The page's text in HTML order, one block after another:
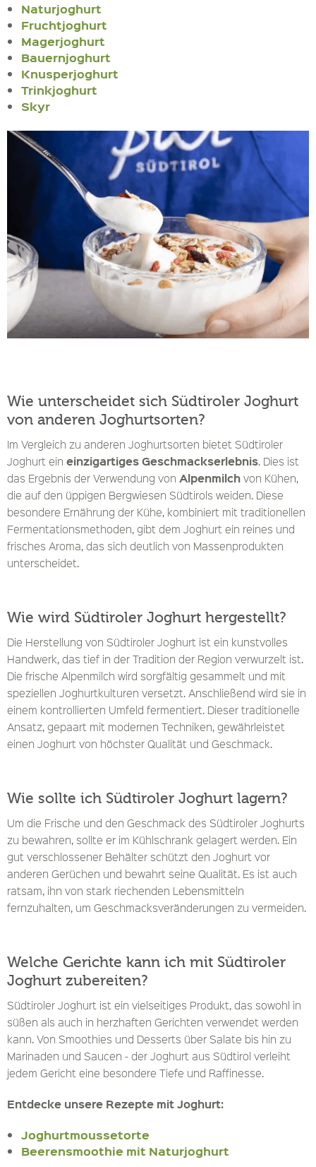
Naturjoghurt
Fruchtjoghurt
Magerjoghurt
Bauernjoghurt
Knusperjoghurt
Trinkjoghurt
Skyr
Wie unterscheidet sich Südtiroler Joghurt
von anderen Joghurtsorten?
Im Vergleich zu anderen Joghurtsorten bietet Südtiroler
Joghurt ein einzigartiges Geschmackserlebnis. Dies ist
das Ergebnis der Verwendung von Alpenmilch von Kühen,
die auf den üppigen Bergwiesen Südtirols weiden. Diese
besondere Ernährung der Kühe, kombiniert mit traditionellen
Fermentationsmethoden, gibt dem Joghurt ein reines und
frisches Aroma, das sich deutlich von Massenprodukten
unterscheidet.
Wie wird Südtiroler Joghurt hergestellt?
Die Herstellung von Südtiroler Joghurt ist ein kunstvolles
Handwerk, das tief in der Tradition der Region verwurzelt ist.
Die frische Alpenmilch wird sorgfältig gesammelt und mit
speziellen Joghurtkulturen versetzt. Anschließend wird sie in
einem kontrollierten Umfeld fermentiert. Dieser traditionelle
Ansatz, gepaart mit modernen Techniken, gewährleistet
einen Joghurt von höchster Qualität und Geschmack.
Wie sollte ich Südtiroler Joghurt lagern?
Um die Frische und den Geschmack des Südtiroler Joghurts
zu bewahren, sollte er im Kühlschrank gelagert werden. Ein
gut verschlossener Behälter schützt den Joghurt vor
anderen Gerüchen und bewahrt seine Qualität. Es ist auch
ratsam, ihn von stark riechenden Lebensmitteln
fernzuhalten, um Geschmacksveränderungen zu vermeiden.
Welche Gerichte kann ich mit Südtiroler
Joghurt zubereiten?
Südtiroler Joghurt ist ein vielseitiges Produkt, das sowohl in
süßen als auch in herzhaften Gerichten verwendet werden
kann. Von Smoothies und Desserts über Salate bis hin zu
Marinaden und Saucen - der Joghurt aus Südtirol verleiht
jedem Gericht eine besondere Tiefe und Raffinesse.
Entdecke unsere Rezepte mit Joghurt:
Joghurtmoussetorte
Beerensmoothie mit Naturjoghurt